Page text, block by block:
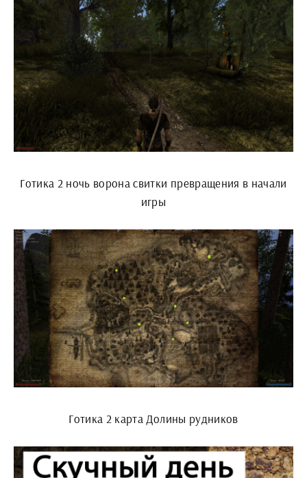
Готика 2 ночь ворона свитки превращения в начали
игры
Готика 2 карта Долины рудников